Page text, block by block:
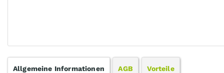
Allgemeine Informationen AGB Vorteile